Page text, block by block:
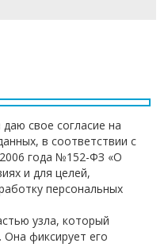
свое согласие на
в соответствии с
года №152-ФЗ «О
и для целей,
персональных
узла, который
фиксирует его